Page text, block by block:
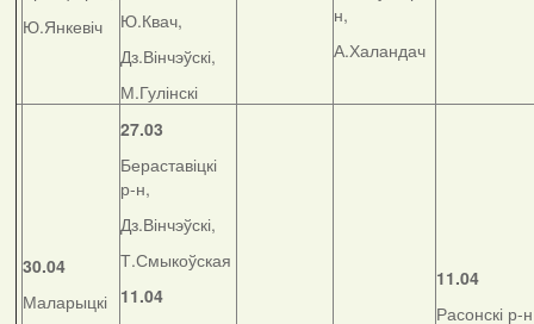
Ю.Янкевіч
Ю.Квач,
Дз.Вінчэўскі,
М.Гулінскі
н,
А.Халандач
30.04
Маларыцкі
27.03
Бераставіцкі
р-н,
Дз.Вінчэўскі,
Т.Смыкоўская
11.04
11.04
Расонскі р-